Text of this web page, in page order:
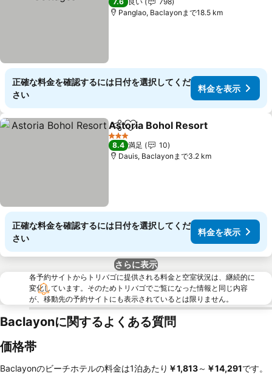
Panglao, Baclayonまで18.5 km
正確な料金を確認するには日付を選択してくだ
さい
料金を表示
シェアお気に入りに追加
Astoria Bohol Resort
3 ホテルのランク
8.4 満足
10
Dauis, Baclayonまで3.2 km
正確な料金を確認するには日付を選択してくだ
さい
料金を表示
さらに表示
各予約サイトからトリバゴに提供される料金と空室状況は、継続的に
変化しています。そのためトリバゴでご覧になった情報と同じ内容
が、移動先の予約サイトにも表示されているとは限りません。
Baclayonに関するよくある質問
価格帯
Baclayonのビーチホテルの料金は1泊あたり ‎￥1,813～ ‎￥14,291です。